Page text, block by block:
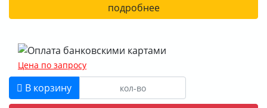
подробнее
Цена по запросу
В корзину